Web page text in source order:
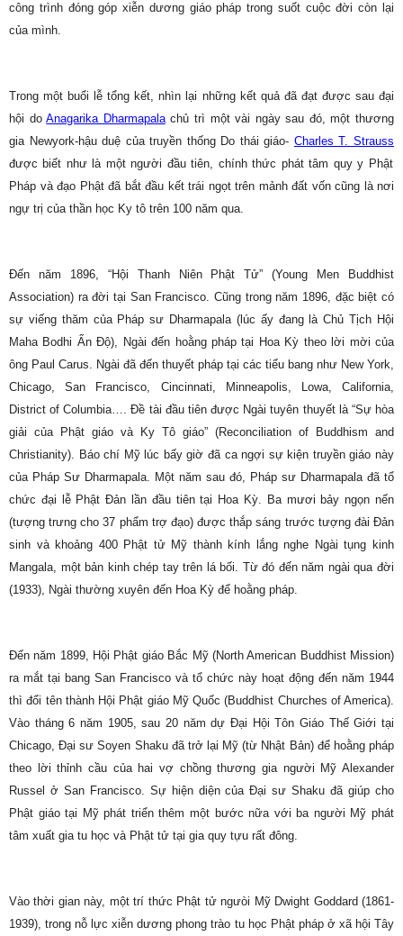
công trình đóng góp xiễn dương giáo pháp trong suốt cuộc đời còn lại
của mình.
Trong một buổi lễ tổng kết, nhìn lại những kết quả đã đạt được sau đại
hội doAnagarika Dharmapalachủ trì một vài ngày sau đó, một thương
gia Newyork-hậu duệ của truyền thống Do thái giáo- Charles T. Strauss
được biết như là một người đầu tiên, chính thức phát tâm quy y Phật
Pháp và đạo Phật đã bắt đầu kết trái ngọt trên mảnh đất vốn cũng là nơi
ngự trị của thần học Ky tô trên 100 năm qua.
Đến năm 1896, “Hội Thanh Niên Phật Tử” (Young Men Buddhist
Association) ra đời tại San Francisco. Cũng trong năm 1896, đặc biệt có
sự viếng thăm của Pháp sư Dharmapala (lúc ấy đang là Chủ Tịch Hội
Maha Bodhi Ấn Độ), Ngài đến hoằng pháp tại Hoa Kỳ theo lời mời của
ông Paul Carus. Ngài đã đến thuyết pháp tại các tiểu bang như New York,
Chicago, San Francisco, Cincinnati, Minneapolis, Lowa, California,
District of Columbia…. Đề tài đầu tiên được Ngài tuyên thuyết là “Sự hòa
giải của Phật giáo và Ky Tô giáo” (Reconciliation of Buddhism and
Christianity). Báo chí Mỹ lúc bấy giờ đã ca ngợi sự kiện truyền giáo này
của Pháp Sư Dharmapala. Một năm sau đó, Pháp sư Dharmapala đã tổ
chức đại lễ Phật Đản lần đầu tiên tại Hoa Kỳ. Ba mươi bảy ngọn nến
(tượng trưng cho 37 phẩm trợ đạo) được thắp sáng trước tượng đài Đản
sinh và khoảng 400 Phật tử Mỹ thành kính lắng nghe Ngài tụng kinh
Mangala, một bản kinh chép tay trên lá bối. Từ đó đến năm ngài qua đời
(1933), Ngài thường xuyên đến Hoa Kỳ để hoằng pháp.
Đến năm 1899, Hội Phật giáo Bắc Mỹ (North American Buddhist Mission)
ra mắt tại bang San Francisco và tổ chức này hoạt động đến năm 1944
thì đổi tên thành Hội Phật giáo Mỹ Quốc (Buddhist Churches of America).
Vào tháng 6 năm 1905, sau 20 năm dự Đại Hội Tôn Giáo Thế Giới tại
Chicago, Đại sư Soyen Shaku đã trở lại Mỹ (từ Nhật Bản) để hoằng pháp
theo lời thỉnh cầu của hai vợ chồng thương gia người Mỹ Alexander
Russel ở San Francisco. Sự hiện diện của Đại sư Shaku đã giúp cho
Phật giáo tại Mỹ phát triển thêm một bước nữa với ba người Mỹ phát
tâm xuất gia tu học và Phật tử tại gia quy tựu rất đông.
Vào thời gian này, một trí thức Phật tử ngưòi Mỹ Dwight Goddard (1861-
1939), trong nỗ lực xiễn dương phong trào tu học Phật pháp ở xã hội Tây